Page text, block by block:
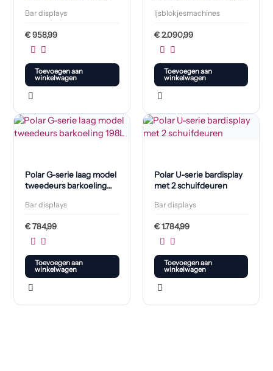
Bar displays
€958,99
Toevoegen aan
winkelwagen
Ijsblokjesmachines
€2.090,99
Toevoegen aan
winkelwagen
Polar G-serie laag model
tweedeurs barkoeling
Bar displays
€784,99
Toevoegen aan
winkelwagen
Polar U-serie bardisplay
met 2 schuifdeuren
Bar displays
€1.784,99
Toevoegen aan
winkelwagen